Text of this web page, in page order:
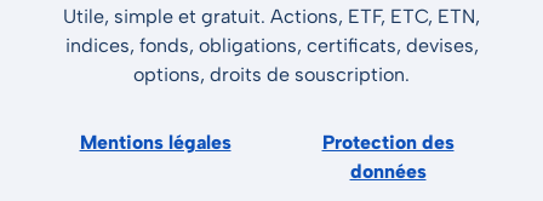
Utile, simple et gratuit. Actions, ETF, ETC, ETN,
indices, fonds, obligations, certificats, devises,
options, droits de souscription.
Mentions légales
Protection des
données